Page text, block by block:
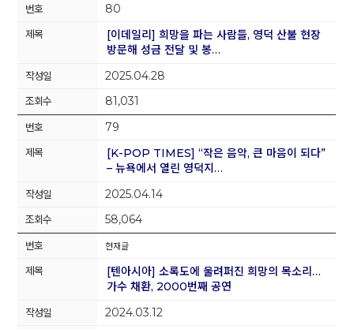
80
[이데일리] 희망을 파는 사람들, 영덕 산불 현장
방문해 성금 전달 및 봉…
2025.04.28
81,031
79
[K-POP TIMES] “작은 음악, 큰 마음이 되다”
– 뉴욕에서 열린 영덕지…
2025.04.14
58,064
현재글
[텐아시아] 소록도에 울려퍼진 희망의 목소리…
가수 채환, 2000번째 공연
2024.03.12